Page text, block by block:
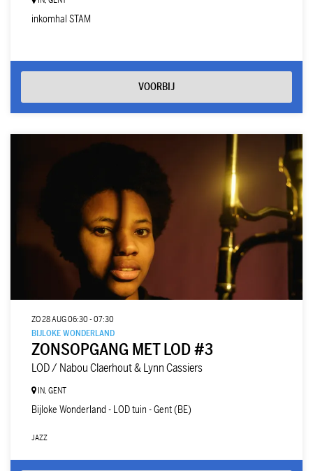
inkomhal STAM
VOORBIJ
ZONSOPGANG MET LOD #3
LOD / Nabou Claerhout & Lynn Cassiers
BIJLOKE WONDERLAND
ZO 28 AUG06:30 - 07:30
IN, GENT
Bijloke Wonderland - LOD tuin - Gent (BE)
JAZZ